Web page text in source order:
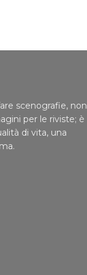
scenografie, non
per le riviste; è
di vita, una